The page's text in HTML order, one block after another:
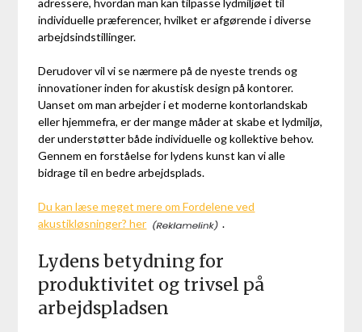
adressere, hvordan man kan tilpasse lydmiljøet til
individuelle præferencer, hvilket er afgørende i diverse
arbejdsindstillinger.
Derudover vil vi se nærmere på de nyeste trends og
innovationer inden for akustisk design på kontorer.
Uanset om man arbejder i et moderne kontorlandskab
eller hjemmefra, er der mange måder at skabe et lydmiljø,
der understøtter både individuelle og kollektive behov.
Gennem en forståelse for lydens kunst kan vi alle
bidrage til en bedre arbejdsplads.
Du kan læse meget mere om Fordelene ved
akustikløsninger? her
.
Lydens betydning for
produktivitet og trivsel på
arbejdspladsen